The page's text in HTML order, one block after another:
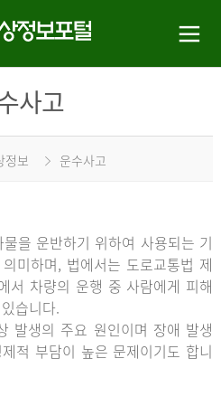
사고
정보 운수사고
물을 운반하기 위하여 사용되는 기
미하며, 법에서는 도로교통법 제
서 차량의 운행 중 사람에게 피해
습니다.
발생의 주요 원인이며 장애 발생
적 부담이 높은 문제이기도 합니